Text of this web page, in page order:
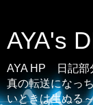
AYA's
AYA HP 日記部
真の転送になっ
いときは生ぬる